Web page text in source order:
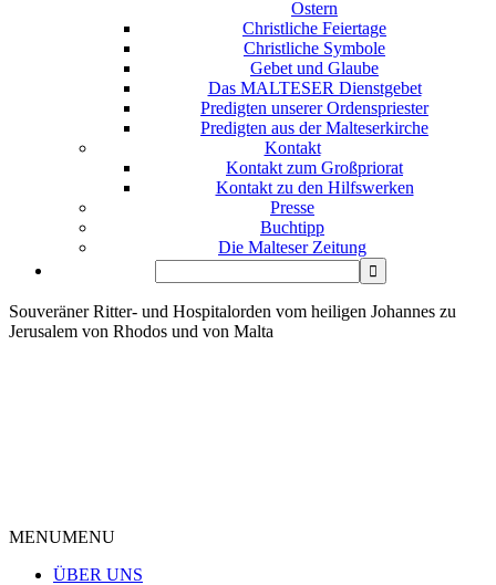
Ostern
Christliche Feiertage
Christliche Symbole
Gebet und Glaube
Das MALTESER Dienstgebet
Predigten unserer Ordenspriester
Predigten aus der Malteserkirche
Kontakt
Kontakt zum Großpriorat
Kontakt zu den Hilfswerken
Presse
Buchtipp
Die Malteser Zeitung
Souveräner Ritter- und Hospitalorden vom heiligen Johannes zu
Jerusalem von Rhodos und von Malta
MENUMENU
ÜBER UNS